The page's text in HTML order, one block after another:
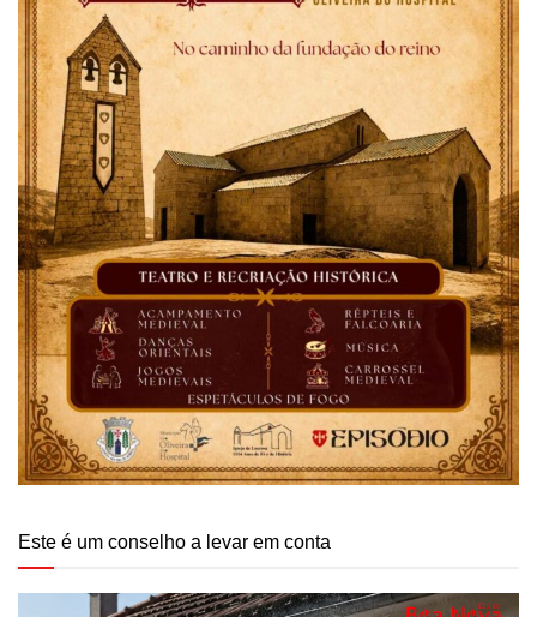
Este é um conselho a levar em conta